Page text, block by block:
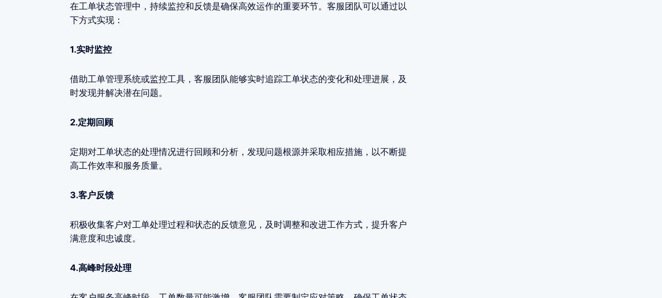
在工单状态管理中，持续监控和反馈是确保高效运作的重要环节。客服团队可以通过以
下方式实现：
1.实时监控
借助工单管理系统或监控工具，客服团队能够实时追踪工单状态的变化和处理进展，及
时发现并解决潜在问题。
2.定期回顾
定期对工单状态的处理情况进行回顾和分析，发现问题根源并采取相应措施，以不断提
高工作效率和服务质量。
3.客户反馈
积极收集客户对工单处理过程和状态的反馈意见，及时调整和改进工作方式，提升客户
满意度和忠诚度。
4.高峰时段处理